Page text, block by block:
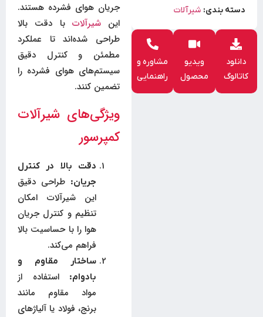
دسته بندی: شیرآلات
دانلود
کاتالوگ
ویدیو
محصول
مشاوره و
راهنمایی
جریان هوای فشرده هستند.
این شیرآلات با دقت بالا
طراحی شده‌اند تا عملکرد
مطمئن و کنترل دقیق
سیستم‌های هوای فشرده را
تضمین کنند.
ویژگی‌های شیرآلات
کمپرسور
دقت بالا در کنترل
جریان: طراحی دقیق
این شیرآلات امکان
تنظیم و کنترل جریان
هوا را با حساسیت بالا
فراهم می‌کند.
ساختار مقاوم و
بادوام:
استفاده از
مواد مقاوم مانند
برنج، فولاد یا آلیاژهای